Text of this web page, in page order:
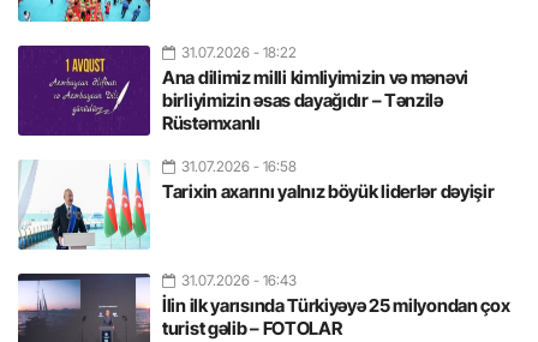
31.07.2026 - 18:22
Ana dilimiz milli kimliyimizin və mənəvi
birliyimizin əsas dayağıdır – Tənzilə
Rüstəmxanlı
31.07.2026 - 16:58
Tarixin axarını yalnız böyük liderlər dəyişir
31.07.2026 - 16:43
İlin ilk yarısında Türkiyəyə 25 milyondan çox
turist gəlib – FOTOLAR